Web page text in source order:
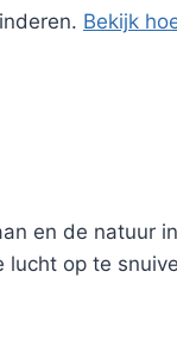
Bekijk
en de natuur
op te